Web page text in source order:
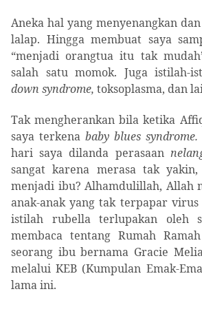
Aneka hal yang menyenangkan
lalap. Hingga membuat saya
“menjadi orangtua itu tak
salah satu momok. Juga istilah-
down syndrome, toksoplasma, dan
Tak mengherankan bila ketika
saya terkena baby blues syndrome.
hari saya dilanda perasaan
sangat karena merasa tak
menjadi ibu? Alhamdulillah, Allah
anak-anak yang tak terpapar
istilah rubella terlupakan oleh
membaca tentang Rumah
seorang ibu bernama Gracie
melalui KEB (Kumpulan Emak-
lama ini.